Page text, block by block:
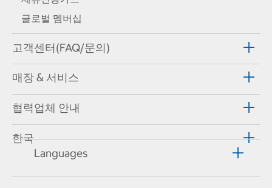
글로벌 멤버십
고객센터(FAQ/문의)
매장 & 서비스
협력업체 안내
한국
Languages